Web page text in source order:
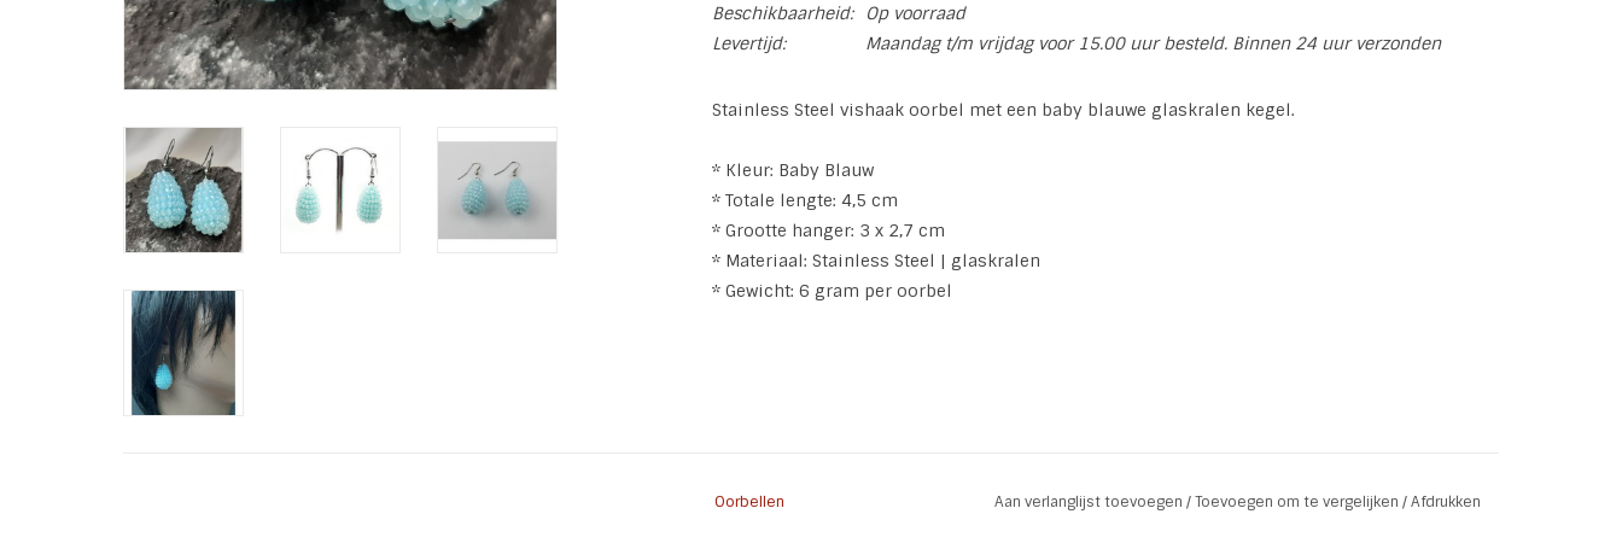
Beschikbaarheid:
Op voorraad
Levertijd:
Maandag t/m vrijdag voor 15.00 uur besteld. Binnen 24 uur verzonden
Stainless Steel vishaak oorbel met een baby blauwe glaskralen kegel.
* Kleur: Baby Blauw
* Totale lengte: 4,5 cm
* Grootte hanger: 3 x 2,7 cm
* Materiaal: Stainless Steel | glaskralen
* Gewicht: 6 gram per oorbel
Oorbellen Aan verlanglijst toevoegen /Toevoegen om te vergelijken /Afdrukken